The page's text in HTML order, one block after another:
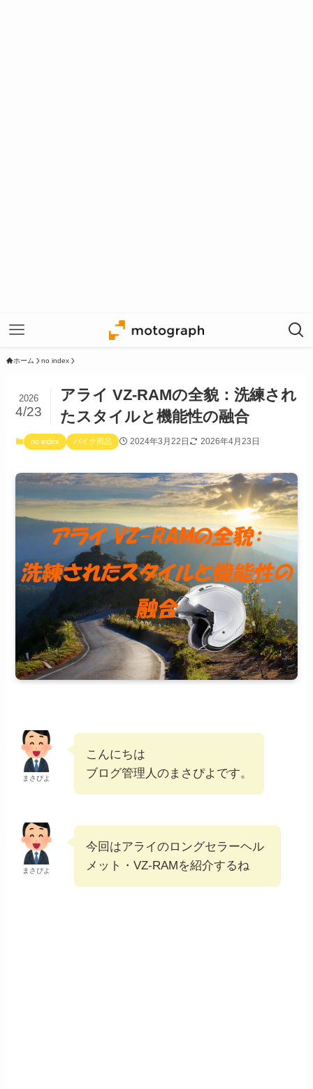
ホーム no index
アライ VZ-RAMの全貌：洗練され
たスタイルと機能性の融合
2026
4/23
no index バイク用品 2024年3月22日 2026年4月23日
まさぴよ
こんにちは
ブログ管理人のまさぴよです。
まさぴよ
今回はアライのロングセラーヘル
メット・VZ-RAMを紹介するね